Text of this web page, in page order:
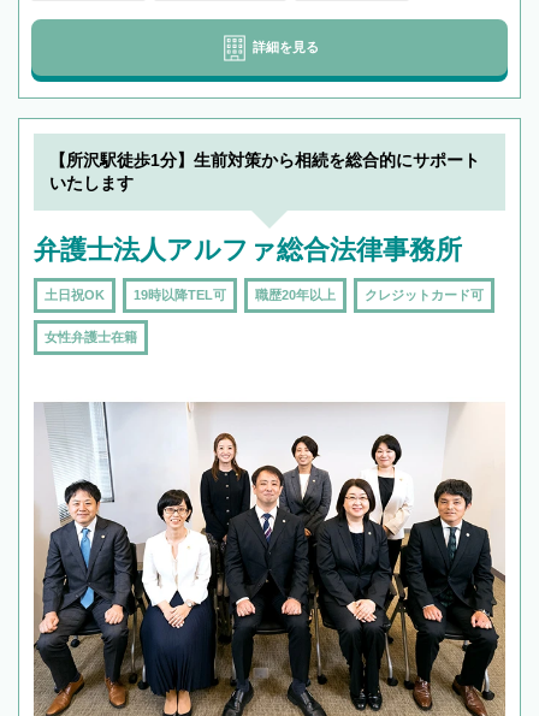
詳細を見る
【所沢駅徒歩1分】生前対策から相続を総合的にサポート
いたします
弁護士法人アルファ総合法律事務所
土日祝OK 19時以降TEL可 職歴20年以上 クレジットカード可
女性弁護士在籍